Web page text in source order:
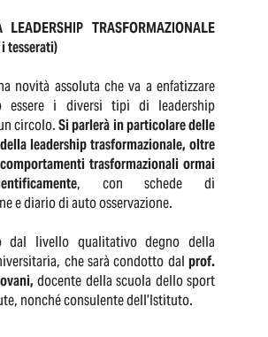
TRASFORMAZIONALE
tesserati)
novità assoluta che va a enfatizzare
essere i diversi tipi di leadership
circolo.Si parlerà in particolare delle
leadership trasformazionale, oltre
trasformazionali ormai
, con schede di
e diario di auto osservazione.
dal livello qualitativo degno della
che sarà condotto dal prof.
docente della scuola dello sport
nonché consulente dell’Istituto.